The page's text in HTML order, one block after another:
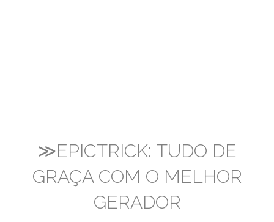
≫EPICTRICK: TUDO DE
GRAÇA COM O MELHOR
GERADOR